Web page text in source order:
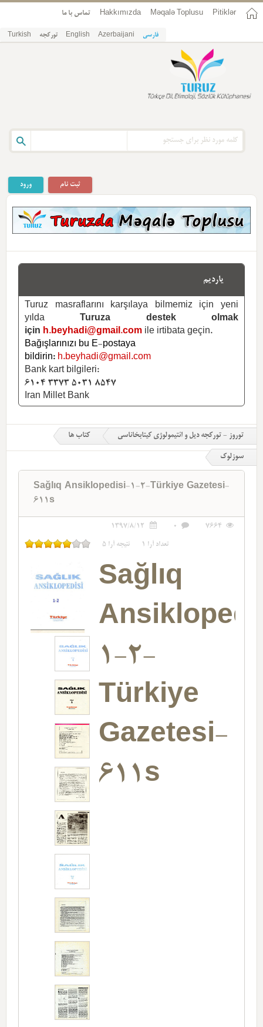
Pitiklər
Məqalə Toplusu
Hakkımızda تماس با ما
فارسی Azerbaijani
English تورکجه Turkish
ورود ثبت نام
یاردیم
Turuz masraflarını karşılaya bilmemiz için yeni
yılda
Turuza destek olmak
için h.beyhadi@gmail.com ile irtibata geçin.
Bağışlarınızı bu E-postaya
bildirin: h.beyhadi@gmail.com
Bank kart bilgileri:
6104 3373 5031 8547
Iran Millet Bank
توروز - تورکجه دیل و ائتیمولوژی کیتابخاناسی کتاب ها
سوزلوک
Sağlıq Ansiklopedisi-1-2-Türkiye Gazetesi-
611s
7664
0
1397/8/12
تعداد آرا 1 نتیجه آرا 5
Sağlıq
1-2-
Türkiye
Gazetesi-
611s